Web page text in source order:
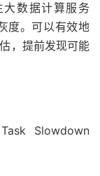
大数据计算服务
度。可以有效地
，提前发现可能
Slowdown